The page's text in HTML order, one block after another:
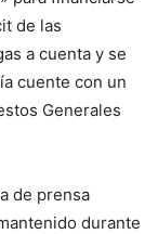
de las
a cuenta y se
cuente con un
Generales
de prensa
durante